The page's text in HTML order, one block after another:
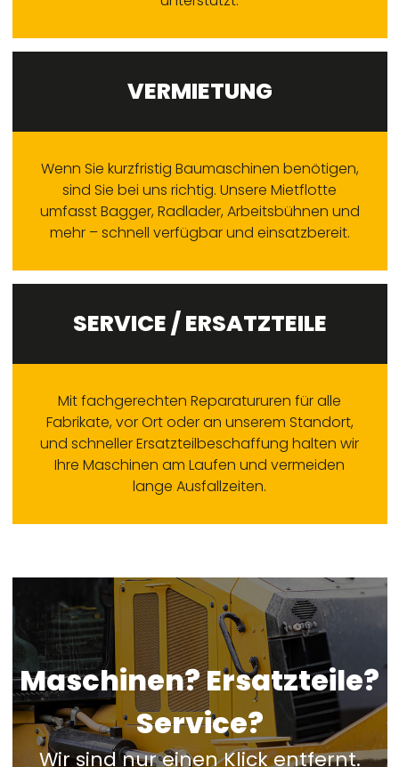
VERMIETUNG
Wenn Sie kurzfristig Baumaschinen benötigen,
sind Sie bei uns richtig. Unsere Mietflotte
umfasst Bagger, Radlader, Arbeitsbühnen und
mehr – schnell verfügbar und einsatzbereit.
SERVICE / ERSATZTEILE
Mit fachgerechten Reparatururen für alle
Fabrikate, vor Ort oder an unserem Standort,
und schneller Ersatzteilbeschaffung halten wir
Ihre Maschinen am Laufen und vermeiden
lange Ausfallzeiten.
Maschinen? Ersatzteile?
Service?
Wir sind nur einen Klick entfernt.